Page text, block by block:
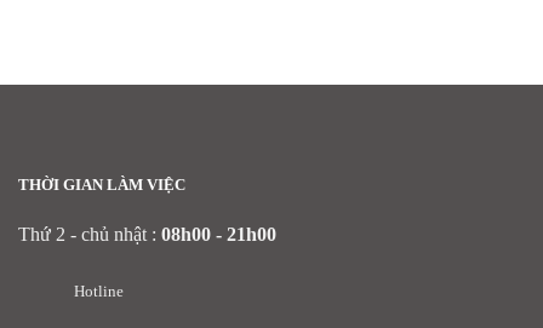
THỜI GIAN LÀM VIỆC
Thứ 2 - chủ nhật : 08h00 - 21h00
Hotline